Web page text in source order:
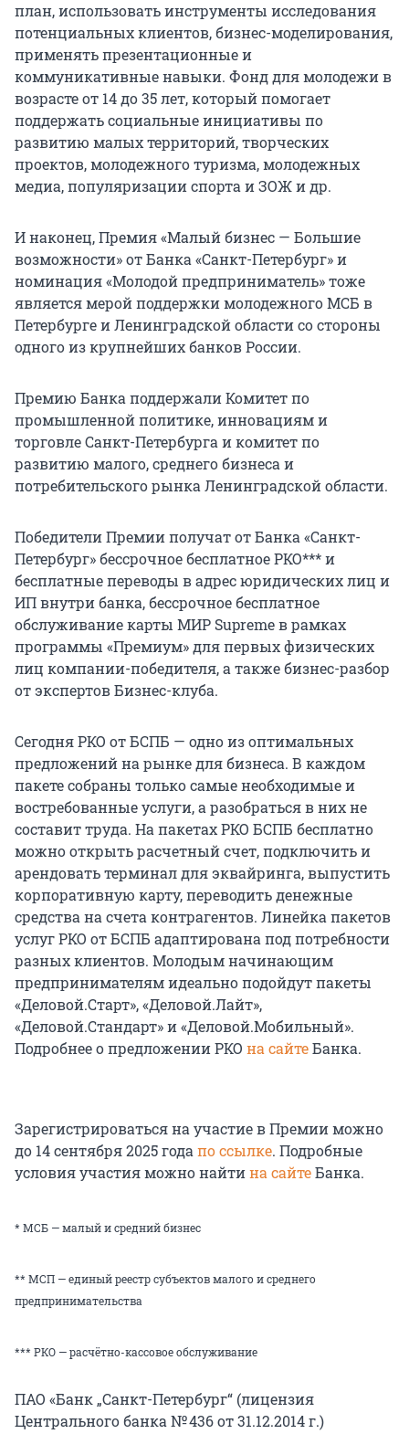
план, использовать инструменты исследования
потенциальных клиентов, бизнес-моделирования,
применять презентационные и
коммуникативные навыки. Фонд для молодежи в
возрасте от 14 до 35 лет, который помогает
поддержать социальные инициативы по
развитию малых территорий, творческих
проектов, молодежного туризма, молодежных
медиа, популяризации спорта и ЗОЖ и др.
И наконец, Премия «Малый бизнес — Большие
возможности» от Банка «Санкт-Петербург» и
номинация «Молодой предприниматель» тоже
является мерой поддержки молодежного МСБ в
Петербурге и Ленинградской области со стороны
одного из крупнейших банков России.
Премию Банка поддержали Комитет по
промышленной политике, инновациям и
торговле Санкт-Петербурга и комитет по
развитию малого, среднего бизнеса и
потребительского рынка Ленинградской области.
Победители Премии получат от Банка «Санкт-
Петербург» бессрочное бесплатное РКО*** и
бесплатные переводы в адрес юридических лиц и
ИП внутри банка, бессрочное бесплатное
обслуживание карты МИР Supreme в рамках
программы «Премиум» для первых физических
лиц компании-победителя, а также бизнес-разбор
от экспертов Бизнес-клуба.
Сегодня РКО от БСПБ — одно из оптимальных
предложений на рынке для бизнеса. В каждом
пакете собраны только самые необходимые и
востребованные услуги, а разобраться в них не
составит труда. На пакетах РКО БСПБ бесплатно
можно открыть расчетный счет, подключить и
арендовать терминал для эквайринга, выпустить
корпоративную карту, переводить денежные
средства на счета контрагентов. Линейка пакетов
услуг РКО от БСПБ адаптирована под потребности
разных клиентов. Молодым начинающим
предпринимателям идеально подойдут пакеты
«Деловой.Старт», «Деловой.Лайт»,
«Деловой.Стандарт» и «Деловой.Мобильный».
Подробнее о предложении РКО на сайтеБанка.
Зарегистрироваться на участие в Премии можно
до 14 сентября 2025 года по ссылке. Подробные
условия участия можно найтина сайтеБанка.
* МСБ — малый и средний бизнес
** МСП — единый реестр субъектов малого и среднего
предпринимательства
*** РКО — расчётно-кассовое обслуживание
ПАО «Банк „Санкт-Петербург“ (лицензия
Центрального банка № 436 от 31.12.2014 г.)